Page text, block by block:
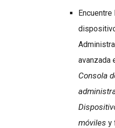
Encuentre
avanzada
Consola
móviles y